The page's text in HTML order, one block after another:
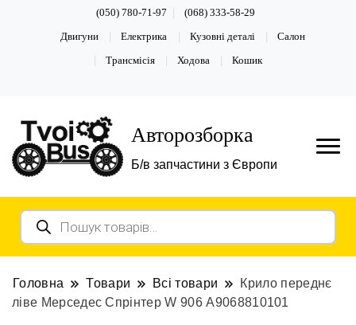
(050) 780-71-97 (068) 333-58-29
Двигуни Електрика Кузовні деталі Салон
Трансмісія Ходова Кошик
Авторозборка
Б/в запчастини з Європи
Пошук
товарів
Головна Товари Всі товари
Крило переднє
ліве Мерседес Спрінтер W 906 А9068810101